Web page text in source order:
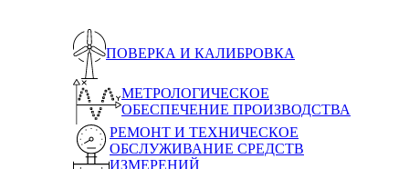
ПОВЕРКА И КАЛИБРОВКА
МЕТРОЛОГИЧЕСКОЕ
ОБЕСПЕЧЕНИЕ ПРОИЗВОДСТВА
РЕМОНТ И ТЕХНИЧЕСКОЕ
ОБСЛУЖИВАНИЕ СРЕДСТВ
ИЗМЕРЕНИЙ